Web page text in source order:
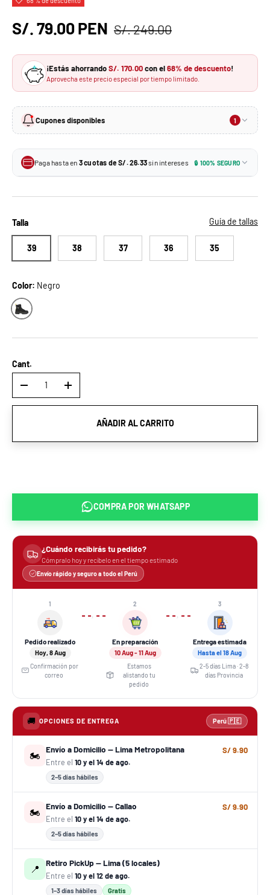
S/. 79.00 PEN S/. 249.00
¡Estás ahorrandoS/. 170.00con el68% de descuento!
Aprovecha este precio especial por tiempo limitado.
Cupones disponibles 1
En tu primera compra · Sin monto mínimo
Tu precio con el cupón:
Paga hasta en 3 cuotas de S/. 26.33sin intereses 🔒 100% SEGURO
Talla Guía de tallas
39 38 37 36 35
Color: Negro
Negro
Cant.
- +
AÑADIR AL CARRITO
COMPRA PORWHATSAPP
¿Cuándo recibirás tu pedido?
Cómpralo hoy y recíbelo en el tiempo estimado
Envío rápido y seguro a todo el Perú
1
Pedido realizado
Hoy, 8 Aug
Confirmación por
correo
›
2
En preparación
10 Aug - 11 Aug
Estamos
alistando tu
pedido
›
3
Entrega estimada
Hasta el 18 Aug
2-5 días Lima · 2-8
días Provincia
🚚 OPCIONES DE ENTREGA Perú 🇵🇪
🏍️
Envío a Domicilio — Lima Metropolitana
Entre el 10 y el 14 de ago.
2–5 días hábiles
S/ 9.90
🏍️
Envío a Domicilio — Callao
Entre el 10 y el 14 de ago.
2–5 días hábiles
S/ 9.90
📍
Retiro PickUp — Lima (5 locales)
Entre el 10 y el 12 de ago.
1–3 días hábiles Gratis